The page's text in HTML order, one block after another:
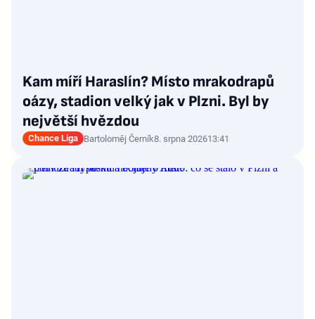
Kam míří Haraslín? Místo mrakodrapů
oázy, stadion velký jak v Plzni. Byl by
největší hvězdou
Chance Liga Bartoloměj Černík8. srpna 202613:41